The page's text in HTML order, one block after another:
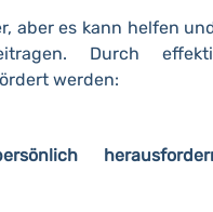
aber es kann helfen
Durch
werden: